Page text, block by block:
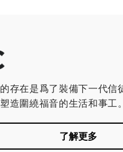
存在是爲了裝備下一代信
造圍繞福音的生活和事工。
了解更多